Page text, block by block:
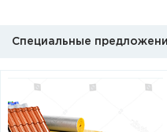
Специальные